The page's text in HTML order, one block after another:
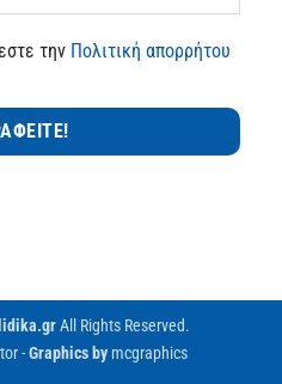
την Πολιτική απορρήτου
All Rights Reserved.
-Graphics by mcgraphics